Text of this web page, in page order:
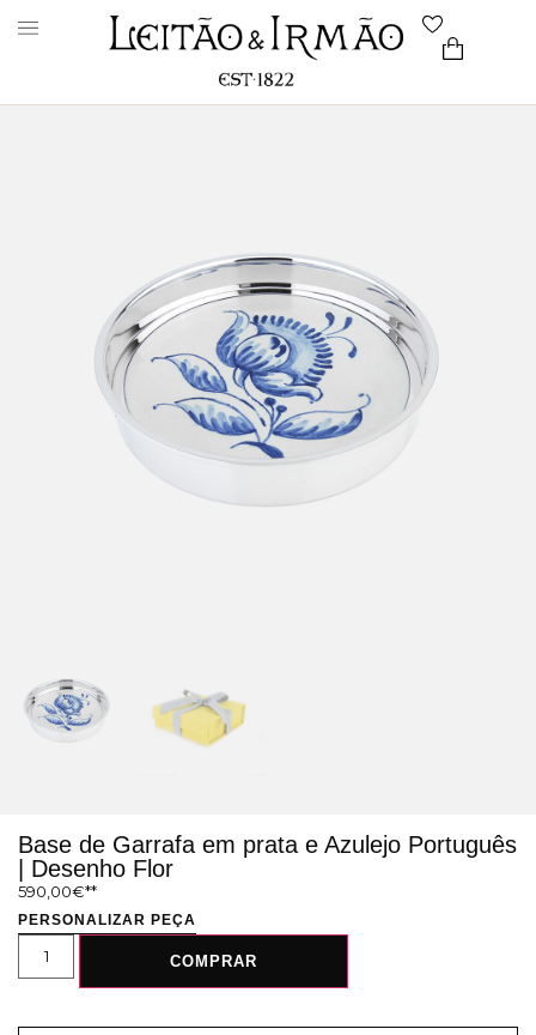
Base de Garrafa em prata e Azulejo Português
| Desenho Flor
590,00€
PERSONALIZAR PEÇA
COMPRAR